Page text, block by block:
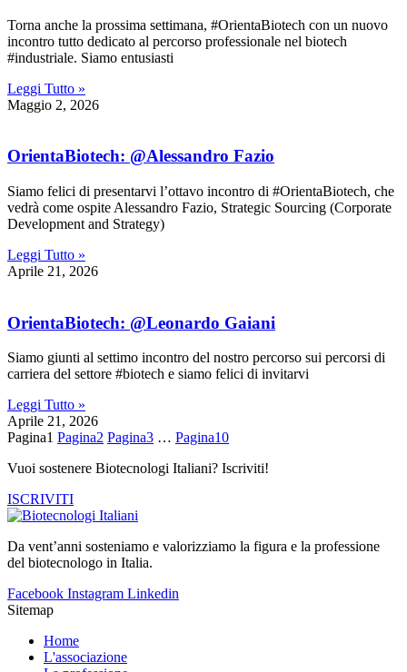
Torna anche la prossima settimana, #OrientaBiotech con un nuovo
incontro tutto dedicato al percorso professionale nel biotech
#industriale. Siamo entusiasti
Leggi Tutto »
Maggio 2, 2026
OrientaBiotech: @Alessandro Fazio
Siamo felici di presentarvi l’ottavo incontro di #OrientaBiotech, che
vedrà come ospite Alessandro Fazio, Strategic Sourcing (Corporate
Development and Strategy)
Leggi Tutto »
Aprile 21, 2026
OrientaBiotech: @Leonardo Gaiani
Siamo giunti al settimo incontro del nostro percorso sui percorsi di
carriera del settore #biotech e siamo felici di invitarvi
Leggi Tutto »
Aprile 21, 2026
Pagina1 Pagina2 Pagina3 … Pagina10
Vuoi sostenere Biotecnologi Italiani? Iscriviti!
ISCRIVITI
Da vent’anni sosteniamo e valorizziamo la figura e la professione
del biotecnologo in Italia.
Facebook Instagram Linkedin
Sitemap
Home
L'associazione